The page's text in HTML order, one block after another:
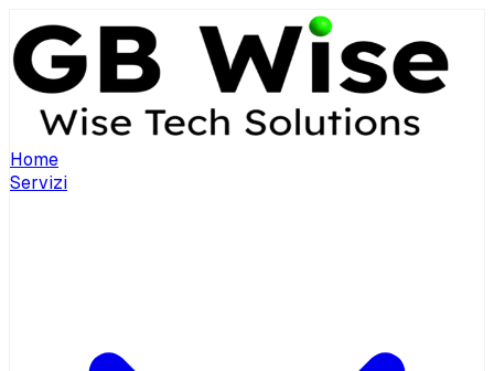
Home
Servizi